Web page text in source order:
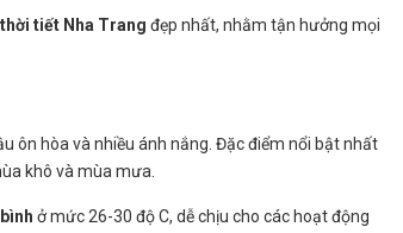
thời tiết Nha Trang đẹp nhất, nhằm tận hưởng mọi
ôn hòa và nhiều ánh nắng. Đặc điểm nổi bật nhất
khô và mùa mưa.
ở mức 26-30 độ C, dễ chịu cho các hoạt động